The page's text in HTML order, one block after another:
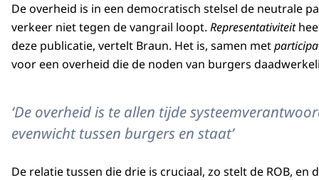
De overheid is in een democratisch stelsel de neutrale
verkeer niet tegen de vangrail loopt. Representativiteit
deze publicatie, vertelt Braun. Het is, samen met
voor een overheid die de noden van burgers
‘De overheid is te allen tijde
evenwicht tussen burgers en staat’
De relatie tussen die drie is cruciaal, zo stelt de ROB,